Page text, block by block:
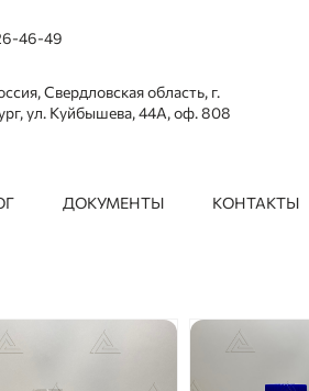
46-49
Свердловская область, г.
ул. Куйбышева, 44А, оф. 808
ДОКУМЕНТЫ КОНТАКТЫ